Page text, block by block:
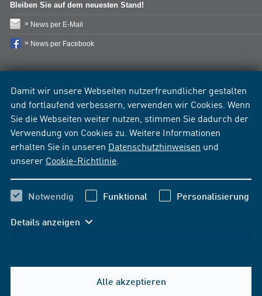
Damit wir unsere Webseiten nutzerfreundlicher gestalten
und fortlaufend verbessern, verwenden wir Cookies. Wenn
Sie die Webseiten weiter nutzen, stimmen Sie dadurch der
Verwendung von Cookies zu. Weitere Informationen
erhalten Sie in unseren Datenschutzhinweisen und
unserer Cookie-Richtlinie
Notwendig Funktional Personalisierung
Details anzeigen
Alle akzeptieren
Bleiben Sie auf dem neuesten Stand!
News per E-Mail
News per Facebook